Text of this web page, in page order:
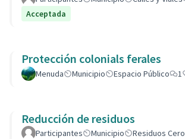
Acceptada
Protección colonials ferales
Menuda Municipio Espacio Público 1
Reducción de residuos
Participantes Municipio Residuos Cero